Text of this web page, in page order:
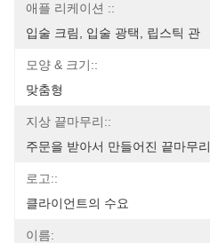
애플 리케이션 ::
입술 크림, 입술 광택, 립스틱 관
모양 & 크기::
맞춤형
지상 끝마무리::
주문을 받아서 만들어진 끝마무리
로고::
클라이언트의 수요
이름: